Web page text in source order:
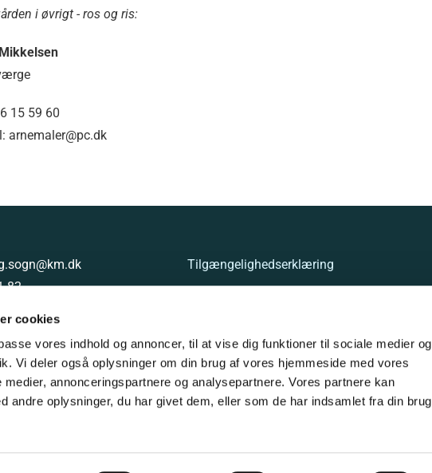
cookies
vores indhold og annoncer, til at vise dig funktioner til sociale medier og
Vi deler også oplysninger om din brug af vores hjemmeside med vores
annonceringspartnere og analysepartnere. Vores partnere kan
andre oplysninger, du har givet dem, eller som de har indsamlet fra din brug
i øvrigt - ros og ris:
15 59 60
arnemaler@pc.dk
82
Tilgængelighedserklæring